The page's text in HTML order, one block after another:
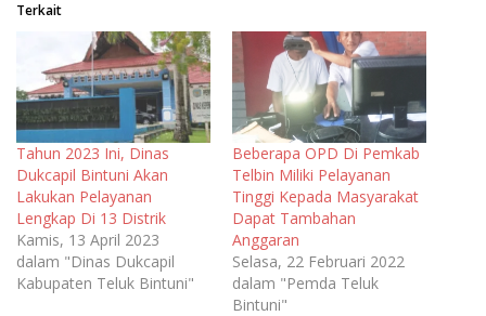
Terkait
Tahun 2023 Ini, Dinas
Dukcapil Bintuni Akan
Lakukan Pelayanan
Lengkap Di 13 Distrik
Kamis, 13 April 2023
dalam "Dinas Dukcapil
Kabupaten Teluk Bintuni"
Beberapa OPD Di Pemkab
Telbin Miliki Pelayanan
Tinggi Kepada Masyarakat
Dapat Tambahan
Anggaran
Selasa, 22 Februari 2022
dalam "Pemda Teluk
Bintuni"